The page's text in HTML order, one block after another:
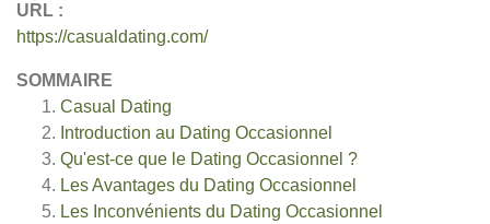
URL :
https://casualdating.com/
SOMMAIRE
Casual Dating
Introduction au Dating Occasionnel
Qu'est-ce que le Dating Occasionnel ?
Les Avantages du Dating Occasionnel
Les Inconvénients du Dating Occasionnel